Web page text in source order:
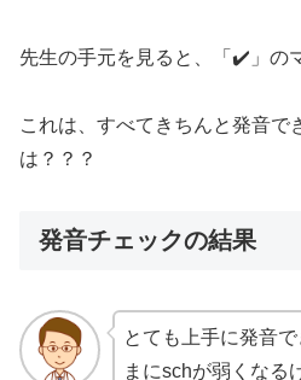
先生の手元を見ると、「✔️」の
これは、すべてきちんと発音で
は？？？
発音チェックの結果
とても上手に発音
まにschが弱くなる